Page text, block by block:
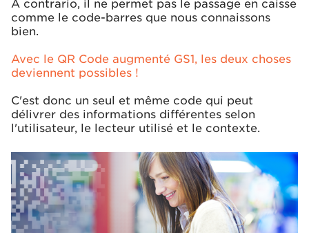
A contrario, il ne permet pas le passage en caisse
comme le code-barres que nous connaissons
bien.
Avec le QR Code augmenté GS1, les deux choses
deviennent possibles !
C'est donc un seul et même code qui peut
délivrer des informations différentes selon
l'utilisateur, le lecteur utilisé et le contexte.